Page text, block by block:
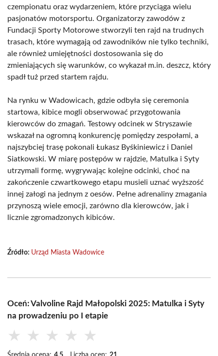
czempionatu oraz wydarzeniem, które przyciąga wielu
pasjonatów motorsportu. Organizatorzy zawodów z
Fundacji Sporty Motorowe stworzyli ten rajd na trudnych
trasach, które wymagają od zawodników nie tylko techniki,
ale również umiejętności dostosowania się do
zmieniających się warunków, co wykazał m.in. deszcz, który
spadł tuż przed startem rajdu.
Na rynku w Wadowicach, gdzie odbyła się ceremonia
startowa, kibice mogli obserwować przygotowania
kierowców do zmagań. Testowy odcinek w Stryszawie
wskazał na ogromną konkurencję pomiędzy zespołami, a
najszybciej trasę pokonali Łukasz Byśkiniewicz i Daniel
Siatkowski. W miarę postępów w rajdzie, Matulka i Syty
utrzymali formę, wygrywając kolejne odcinki, choć na
zakończenie czwartkowego etapu musieli uznać wyższość
innej załogi na jednym z oesów. Pełne adrenaliny zmagania
przynoszą wiele emocji, zarówno dla kierowców, jak i
licznie zgromadzonych kibiców.
Źródło: Urząd Miasta Wadowice
Oceń: Valvoline Rajd Małopolski 2025: Matulka i Syty
na prowadzeniu po I etapie
★ ★ ★ ★ ★